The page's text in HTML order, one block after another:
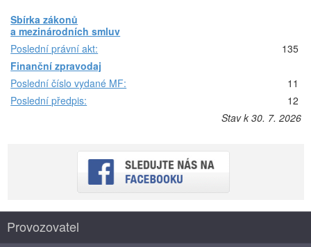
Sbírka zákonů
a mezinárodních smluv
Poslední právní akt:
135
Finanční zpravodaj
Poslední číslo vydané MF:
11
Poslední předpis:
12
Stav k 30. 7. 2026
Provozovatel